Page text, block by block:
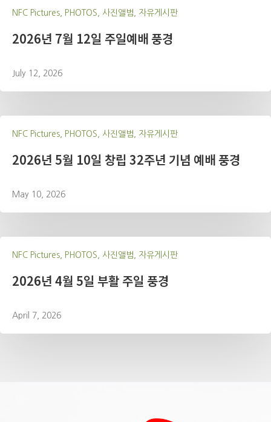
NFC Pictures, PHOTOS, 사진앨범, 자유게시판
2026년 7월 12일 주일예배 풍경
July 12, 2026
NFC Pictures, PHOTOS, 사진앨범, 자유게시판
2026년 5월 10일 창립 32주년 기념 예배 풍경
May 10, 2026
NFC Pictures, PHOTOS, 사진앨범, 자유게시판
2026년 4월 5일 부활 주일 풍경
April 7, 2026